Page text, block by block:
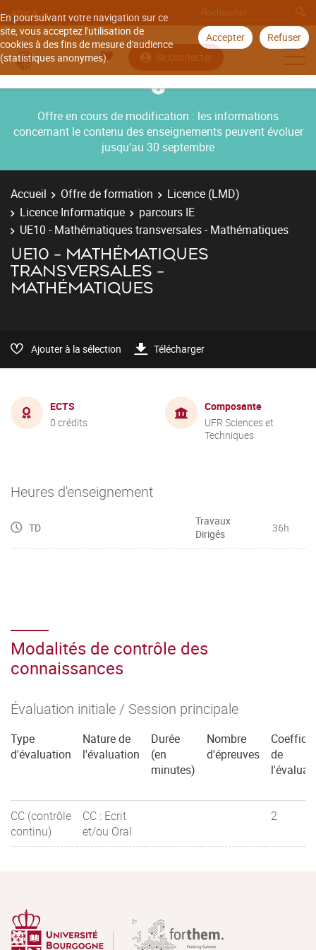
En poursuivant votre navigation sur ce
site, vous acceptez l'utilisation de
cookies à des fins de mesure d'audience
(statistiques anonymes).
Accepter Refuser
Aller à
Se connecter
Offre en cours de modification : les informations
concernant le contenu des enseignements peuvent évoluer
jusqu’au 30 septembre
Accueil Offre de formation
Licence (LMD)
Licence Informatique
parcours IE
UE10 - Mathématiques transversales - Mathématiques
UE10 - MATHÉMATIQUES
TRANSVERSALES -
MATHÉMATIQUES
Ajouter à la sélection Télécharger
ECTS
0 crédits
Composante
UFR Sciences et
Techniques
Heures d'enseignement
TD
Travaux
Dirigés
36h
Modalités de contrôle des
connaissances
Évaluation initiale / Session principale
Type
d'évaluation
Nature de
l'évaluation
Durée
(en
minutes)
Nombre
d'épreuves
de
CC (contrôle
continu)
CC : Ecrit
et/ou Oral
2